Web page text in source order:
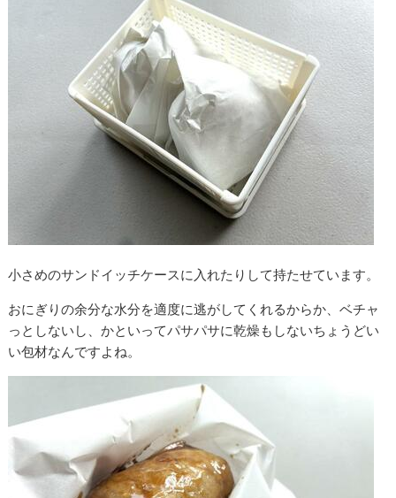
小さめのサンドイッチケースに入れたりして持たせています。
おにぎりの余分な水分を適度に逃がしてくれるからか、ベチャ
っとしないし、かといってパサパサに乾燥もしないちょうどい
い包材なんですよね。